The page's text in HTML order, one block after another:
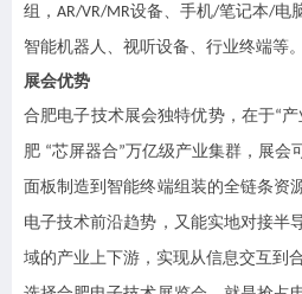
组， AR/VR/MR设备、 手机/笔记本/电
智能机器人、视听设备、行业终端等。
展会优势
合肥电子技术展会独特优势，在于“
肥 “芯屏器合”万亿级产业集群，展会
面板制造到智能终端组装的全链条资
电子技术前沿趋势，又能实地对接半
域的产业上下游，实现从信息交互到